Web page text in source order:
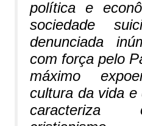
política e
sociedade
denunciada
com força pelo
máximo
cultura da vida
caracteriza